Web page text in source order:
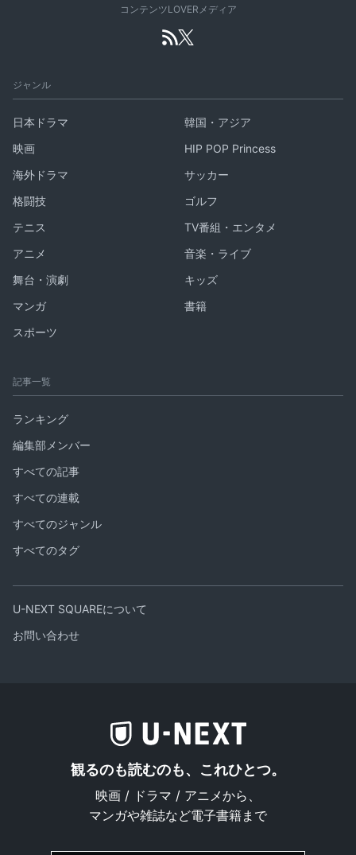
コンテンツLOVERメディア
ジャンル
日本ドラマ
韓国・アジア
映画
HIP POP Princess
海外ドラマ
サッカー
格闘技
ゴルフ
テニス
TV番組・エンタメ
アニメ
音楽・ライブ
舞台・演劇
キッズ
マンガ
書籍
スポーツ
記事一覧
ランキング
編集部メンバー
すべての記事
すべての連載
すべてのジャンル
すべてのタグ
U-NEXT SQUAREについて
お問い合わせ
観るのも読むのも、これひとつ。
映画 / ドラマ / アニメから、
マンガや雑誌など電子書籍まで